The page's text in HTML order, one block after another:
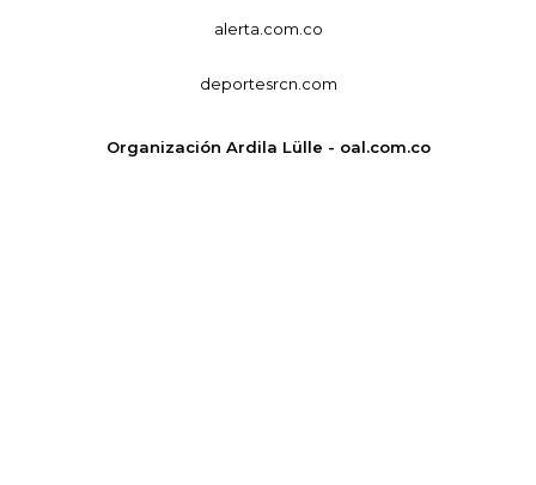
alerta.com.co
deportesrcn.com
Organización Ardila Lülle - oal.com.co